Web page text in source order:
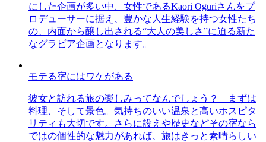
にした企画が多い中、女性であるKaori Oguriさんをプ
ロデューサーに据え、豊かな人生経験を持つ女性たち
の、内面から醸し出される“大人の美しさ”に迫る新た
なグラビア企画となります。
モテる宿にはワケがある
彼女と訪れる旅の楽しみってなんでしょう？ まずは
料理、そして景色。気持ちのいい温泉と高いホスピタ
リティも大切です。さらに設えや歴史などその宿なら
ではの個性的な魅力があれば、旅はきっと素晴らしい